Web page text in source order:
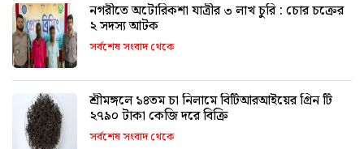
নগরীতে অটোরিকশা যাত্রীর ৩ লাখ চুরি : চোর চক্রের
২ সদস্য আটক
সর্বশেষ সংবাদ থেকে
শ্রীমঙ্গলে ১৪তম চা নিলামে বিটিআরআইয়ের গ্রিন টি
২৭৯০ টাকা কেজি দরে বিক্রি
সর্বশেষ সংবাদ থেকে